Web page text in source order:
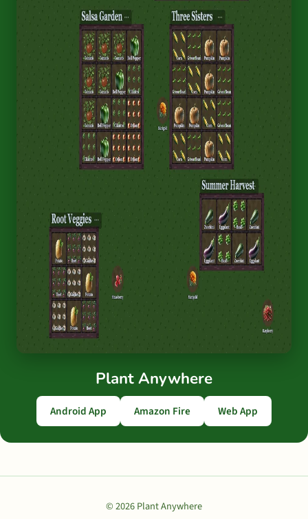
Plant Anywhere
Android App Amazon Fire Web App
© 2026 Plant Anywhere